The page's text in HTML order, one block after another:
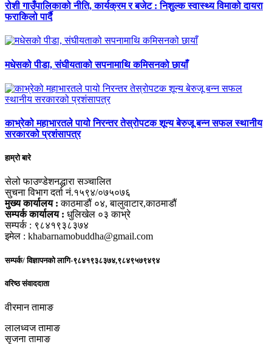
रोशी गाउँपालिकाको नीति, कार्यक्रम र बजेट : निशुल्क स्वास्थ्य विमाको दायरा
फराकिलो पार्दै
मधेसको पीडा, संघीयताको सपनामाथि कमिसनको छायाँ
काभ्रेको महाभारतले पायो निरन्तर तेस्रोपटक शून्य बेरुजू बन्न सफल स्थानीय
सरकारको प्रशंसापत्र
हाम्रो बारे
सेलो फाउण्डेशनद्धारा सञ्चालित
सुचना विभाग दर्ता नं.१५९४/०७५०७६
मुख्य कार्यालय : काठमाडौं ०४, बालुवाटार,काठमाडौं
सम्पर्क कार्यालय : धुलिखेल ०३ काभ्रे
सम्पर्क : ९८४१९३८३७४
इमेल : khabarnamobuddha@gmail.com
सम्पर्क/ विज्ञापनको लागि-९८४१९३८३७४,९८४९५७९४९४
वरिष्ठ संवाददाता
वीरमान तामाङ
लालध्वज तामाङ
सृजना तामाङ